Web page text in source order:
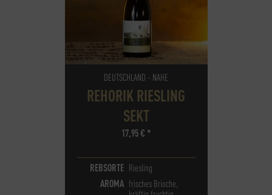
DEUTSCHLAND - NAHE
REHORIK RIESLING
SEKT
17,95€ *
REBSORTE Riesling
AROMA frisches Brioche,